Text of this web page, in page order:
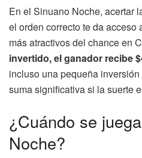
En el Sinuano Noche, acertar
el orden correcto te da acceso
más atractivos del chance en
invertido, el ganador recibe
incluso una pequeña
suma significativa si la suerte
¿Cuándo se
Noche?